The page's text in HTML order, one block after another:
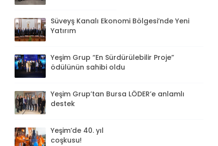
Süveyş Kanalı Ekonomi Bölgesi’nde Yeni
Yatırım
Yeşim Grup “En Sürdürülebilir Proje”
ödülünün sahibi oldu
Yeşim Grup’tan Bursa LÖDER’e anlamlı
destek
Yeşim’de 40. yıl
coşkusu!